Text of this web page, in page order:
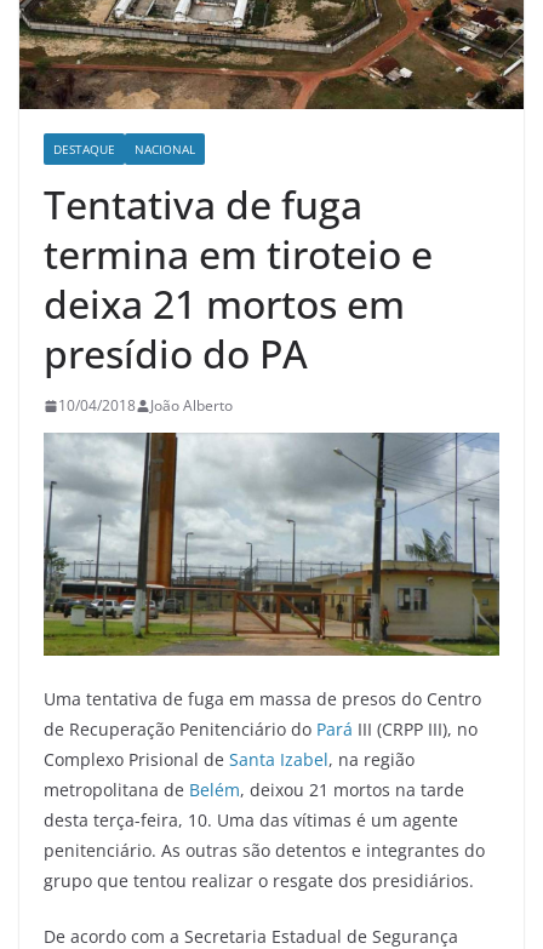
DESTAQUE NACIONAL
Tentativa de fuga
termina em tiroteio e
deixa 21 mortos em
presídio do PA
10/04/2018 João Alberto
Uma tentativa de fuga em massa de presos do Centro
de Recuperação Penitenciário do Pará III (CRPP III), no
Complexo Prisional de Santa Izabel, na região
metropolitana de Belém, deixou 21 mortos na tarde
desta terça-feira, 10. Uma das vítimas é um agente
penitenciário. As outras são detentos e integrantes do
grupo que tentou realizar o resgate dos presidiários.
De acordo com a Secretaria Estadual de Segurança